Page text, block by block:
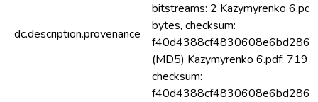
dc.description.provenance
bitstreams: 2 Kazymyrenko
bytes, checksum:
(MD5) Kazymyrenko 6.pdf:
checksum: